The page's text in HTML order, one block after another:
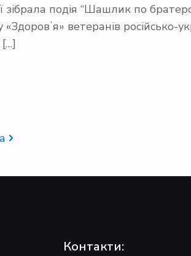
зібрала подія “Шашлик по
ветеранів російсько-
[…]
Контакти: